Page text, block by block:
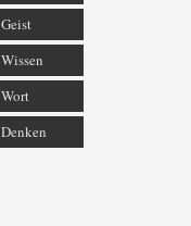
Geist
Wissen
Wort
Denken